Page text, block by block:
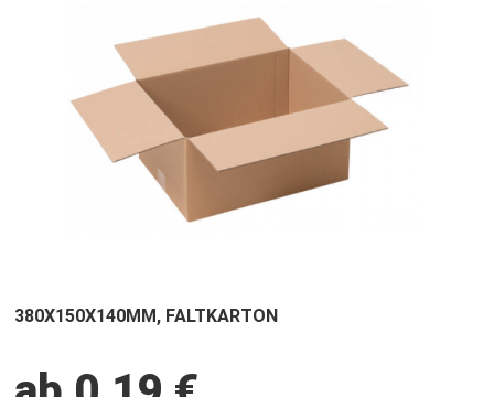
380X150X140MM, FALTKARTON